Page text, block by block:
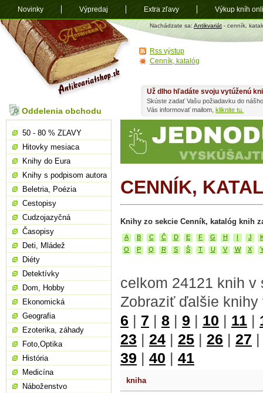
Antikvariát
shop.sk
Nachádzate sa: Antikvariát - cenník,
CENNÍK,
Knihy zo sekcie Cenník, katalóg knih
A B C Č D E F G H J
O
P Q R S Š T U V W X
celkom 24121 knih v
Zobraziť ďalšie
6 | 7 | 8 | 9 | 10 | 11 |
23 | 24 | 25 | 26 | 27
39 | 40 | 41
kniha
Už dlho hľadáte svoju vytúženú
Skúste zadať Vašu požiadavku do
Vás informovať mailom, kliknite tu.
Oddelenia obchodu
50 - 80 % ZĽAVY
Hitovky mesiaca
Knihy do Eura
Knihy s podpisom autora
Beletria, Poézia
Cestopisy
Cudzojazyčná
Časopisy
Deti, Mládež
Diéty
Detektívky
Dom, Hobby
Ekonomická
Geografia
Ezoterika, záhady
Foto,Optika
História
Medicína
Náboženstvo
Rss výstup
Cenník, katalóg
Novinky Výpredaj Extra zľavy Výkup kníh